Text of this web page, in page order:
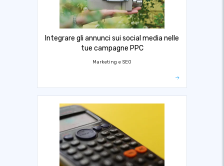
Integrare gli annunci sui social media nelle
tue campagne PPC
Marketing e SEO